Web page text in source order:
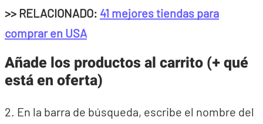
>> RELACIONADO: 41 mejores tiendas para
comprar en USA
Añade los productos al carrito (+ qué
está en oferta)
2. En la barra de búsqueda, escribe el nombre del